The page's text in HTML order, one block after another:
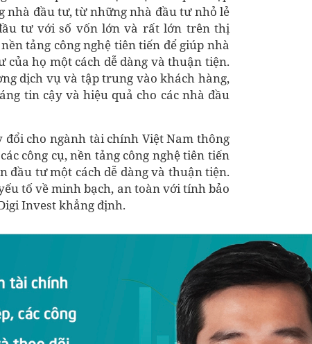
đầu tư, từ những nhà đầu tư nhỏ lẻ
tư với số vốn lớn và rất lớn trên thị
tảng công nghệ tiên tiến để giúp nhà
họ một cách dễ dàng và thuận tiện.
dịch vụ và tập trung vào khách hàng,
tin cậy và hiệu quả cho các nhà đầu
cho ngành tài chính Việt Nam thông
công cụ, nền tảng công nghệ tiên tiến
đầu tư một cách dễ dàng và thuận tiện.
tố về minh bạch, an toàn với tính bảo
Invest khẳng định.